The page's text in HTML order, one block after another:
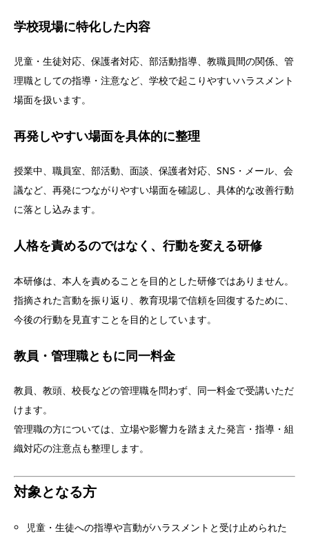
学校現場に特化した内容
児童・生徒対応、保護者対応、部活動指導、教職員間の関係、管
理職としての指導・注意など、学校で起こりやすいハラスメント
場面を扱います。
再発しやすい場面を具体的に整理
授業中、職員室、部活動、面談、保護者対応、SNS・メール、会
議など、再発につながりやすい場面を確認し、具体的な改善行動
に落とし込みます。
人格を責めるのではなく、行動を変える研修
本研修は、本人を責めることを目的とした研修ではありません。
指摘された言動を振り返り、教育現場で信頼を回復するために、
今後の行動を見直すことを目的としています。
教員・管理職ともに同一料金
教員、教頭、校長などの管理職を問わず、同一料金で受講いただ
けます。
管理職の方については、立場や影響力を踏まえた発言・指導・組
織対応の注意点も整理します。
対象となる方
児童・生徒への指導や言動がハラスメントと受け止められた